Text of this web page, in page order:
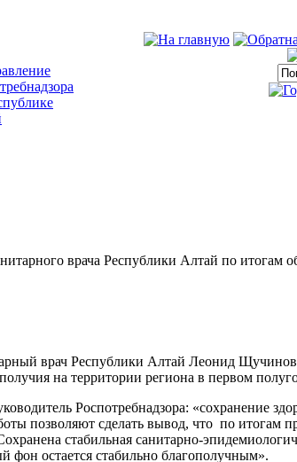
врача Республики Алтай по итогам
врач Республики Алтай Леонид
на территории региона в первом
Роспотребнадзора: «сохранение
позволяют сделать вывод, что по итогам
стабильная санитарно-
остается стабильно благополучным».